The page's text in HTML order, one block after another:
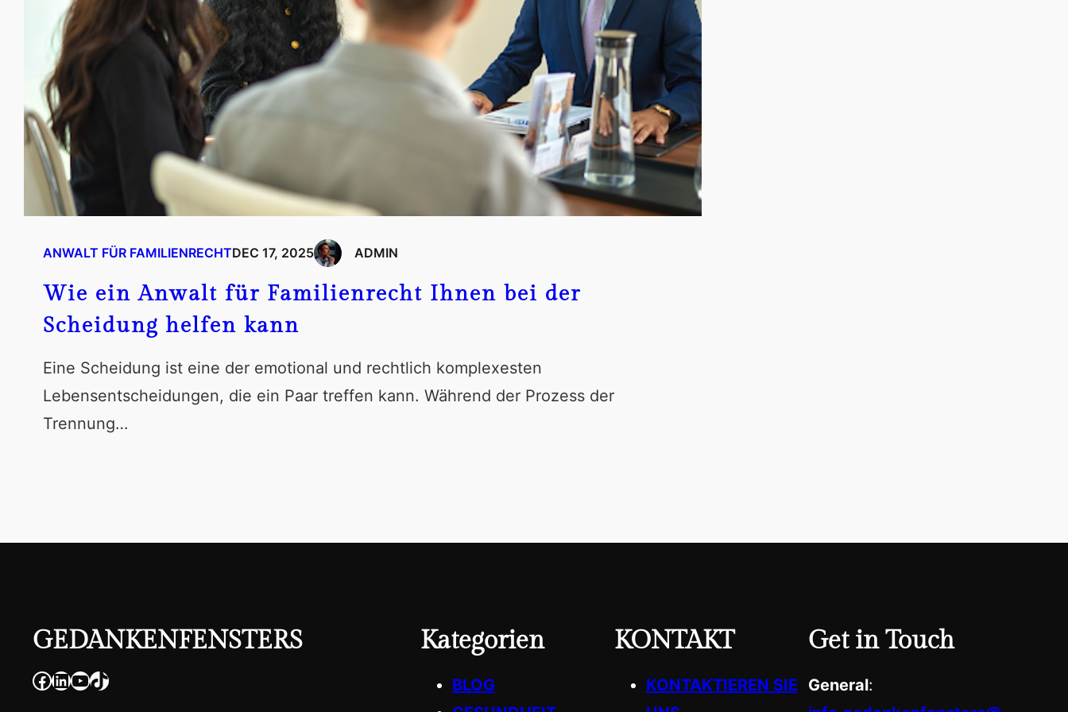
ANWALT FÜR FAMILIENRECHTDEC 17, 2025 ADMIN
Wie ein Anwalt für Familienrecht Ihnen bei der
Scheidung helfen kann
Eine Scheidung ist eine der emotional und rechtlich komplexesten
Lebensentscheidungen, die ein Paar treffen kann. Während der Prozess der
Trennung…
GEDANKENFENSTERS
Facebook LinkedIn YouTube TikTok
Kategorien
BLOG
KONTAKT
KONTAKTIEREN SIE
Get in Touch
General: